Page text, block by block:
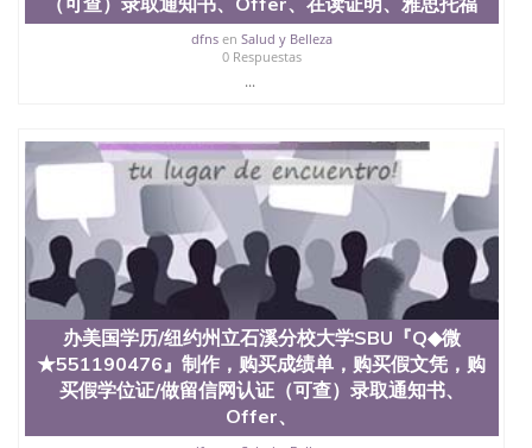
昆士兰大学学历成绩单购买学位证书/澳洲读本科硕
士做文凭/购买澳洲大学毕业证成绩单假文凭学历办
理墨尔本大学Melbourne毕业证『Q◆微
文凭办理成绩单学历认证 The University of
Melbourne diploma
dfnsen Salud y Belleza
0 Respuestas
...
办美国学历/纽约州立石溪分校大学SBU『Q◆微
★551190476』制作，购买成绩单，购买假文凭，购
买假学位证/做留信网认证（可查）录取通知书、
Offer、